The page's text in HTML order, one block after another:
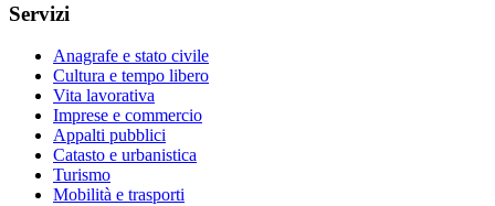
Servizi
Anagrafe e stato civile
Cultura e tempo libero
Vita lavorativa
Imprese e commercio
Appalti pubblici
Catasto e urbanistica
Turismo
Mobilità e trasporti